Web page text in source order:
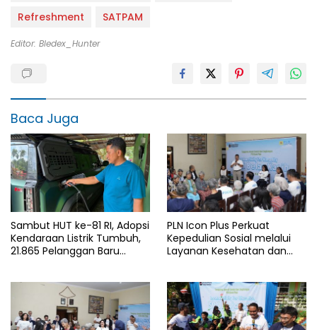
Refreshment
SATPAM
Editor: Bledex_Hunter
Baca Juga
Sambut HUT ke-81 RI, Adopsi
Kendaraan Listrik Tumbuh,
21.865 Pelanggan Baru
PLN Icon Plus Perkuat
Kepedulian Sosial melalui
Layanan Kesehatan dan